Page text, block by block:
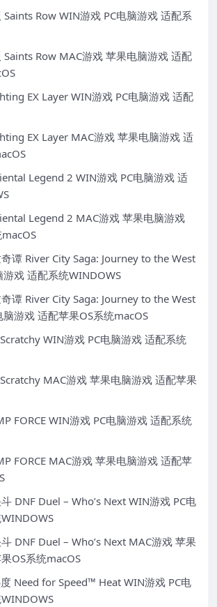
Row WIN游戏 PC电脑游戏 适配系
Row MAC游戏 苹果电脑游戏 适配
EX Layer WIN游戏 PC电脑游戏 适配
EX Layer MAC游戏 苹果电脑游戏 适
Legend 2 WIN游戏 PC电脑游戏 适
Legend 2 MAC游戏 苹果电脑游戏
谭 River City Saga: Journey to the West
游戏 适配系统WINDOWS
谭 River City Saga: Journey to the West
游戏 适配苹果OS系统macOS
WIN游戏 PC电脑游戏 适配系统
MAC游戏 苹果电脑游戏 适配苹果
FORCE WIN游戏 PC电脑游戏 适配系统
FORCE MAC游戏 苹果电脑游戏 适配苹
DNF Duel – Who’s Next WIN游戏 PC电
DNF Duel – Who’s Next MAC游戏 苹果
OS系统macOS
Need for Speed™ Heat WIN游戏 PC电